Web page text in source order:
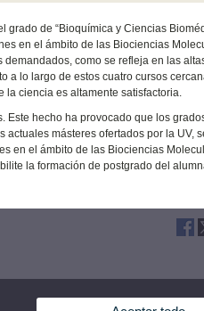
de “Bioquímica y Ciencias
en el ámbito de las Biociencias
como se refleja en las
a lo largo de estos cuatro cursos
ciencia es altamente satisfactoria.
hecho ha provocado que los
másteres ofertados por la UV,
en el ámbito de las Biociencias
la formación de postgrado del